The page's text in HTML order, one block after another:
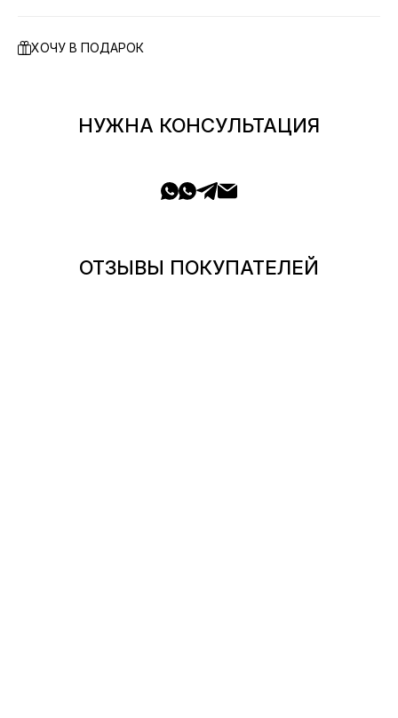
ХОЧУ В ПОДАРОК
НУЖНА КОНСУЛЬТАЦИЯ
ОТЗЫВЫ ПОКУПАТЕЛЕЙ